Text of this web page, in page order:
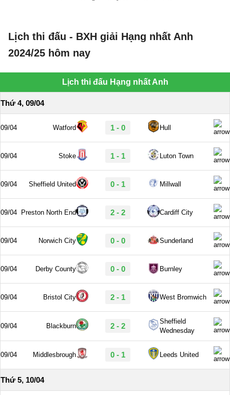
Lịch thi đấu - BXH giải Hạng nhất Anh
2024/25 hôm nay